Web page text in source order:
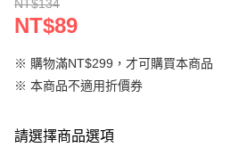
NT$134
NT$89
※ 購物滿NT$299，才可購買本商品
※ 本商品不適用折價券
請選擇商品選項